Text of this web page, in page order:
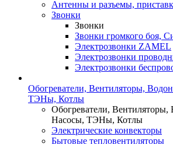
Антенны и разъемы,
Звонки
Звонки
Звонки громкого боя,
Электрозвонки ZAMEL
Электрозвонки
Электрозвонки
Обогреватели, Вентиляторы,
ТЭНы, Котлы
Обогреватели, Вентиляторы,
Насосы, ТЭНы, Котлы
Электрические конвекторы
Бытовые тепловентиляторы